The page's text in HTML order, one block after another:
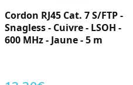
Cordon RJ45 Cat. 7 S/FTP -
Snagless - Cuivre - LSOH -
600 MHz - Jaune - 5 m